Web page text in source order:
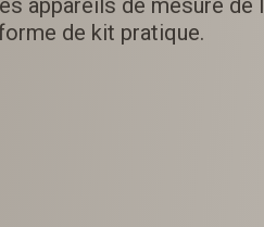
appareils de mesure de
de kit pratique.